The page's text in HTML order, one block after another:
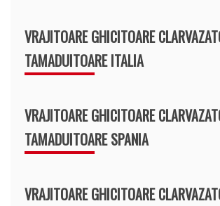
VRAJITOARE GHICITOARE
TAMADUITOARE ITALIA
VRAJITOARE GHICITOARE
TAMADUITOARE SPANIA
VRAJITOARE GHICITOARE